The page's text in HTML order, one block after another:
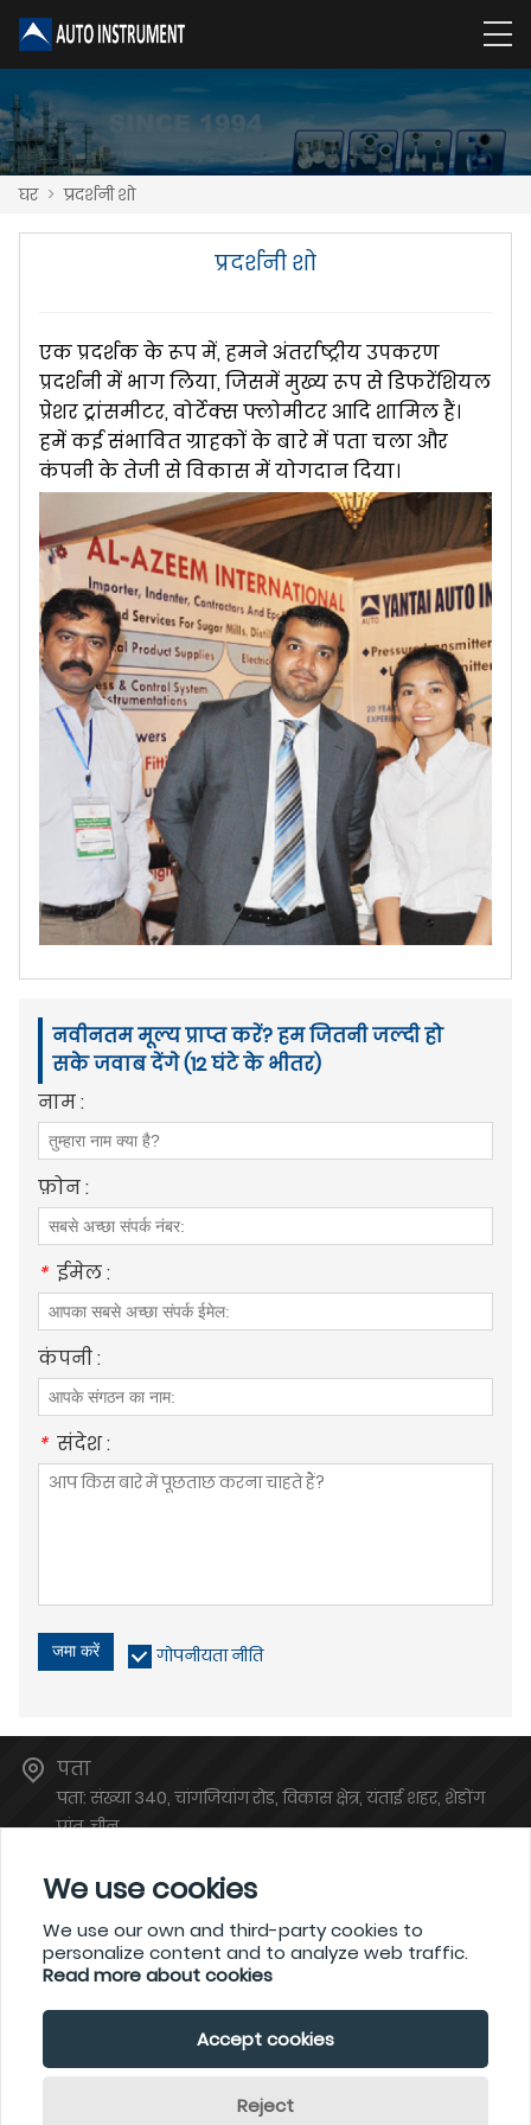
घर > प्रदर्शनी शो
प्रदर्शनी शो
एक प्रदर्शक के रूप में, हमने अंतर्राष्ट्रीय उपकरण
प्रदर्शनी में भाग लिया, जिसमें मुख्य रूप से डिफरेंशियल
प्रेशर ट्रांसमीटर, वोर्टेक्स फ्लोमीटर आदि शामिल हैं।
हमें कई संभावित ग्राहकों के बारे में पता चला और
कंपनी के तेजी से विकास में योगदान दिया।
नवीनतम मूल्य प्राप्त करें? हम जितनी जल्दी हो
सके जवाब देंगे (12 घंटे के भीतर)
नाम :
फ़ोन :
* ईमेल :
कंपनी :
* संदेश :
जमा करें गोपनीयता नीति
पता
पता: संख्या 340, चांगजियांग रोड, विकास क्षेत्र, यंताई शहर, शेडोंग
प्रांत, चीन
atsales@atinstruments.com
फ़ोन
+86-6778766
We use cookies
We use our own and third-party cookies to
personalize content and to analyze web traffic.
Read more about cookies
Accept cookies
Reject